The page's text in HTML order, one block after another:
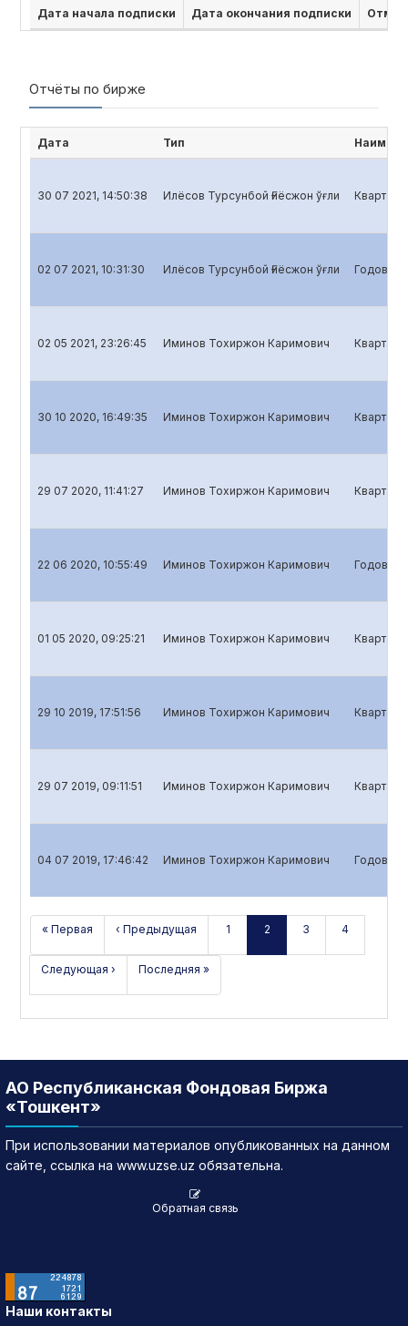
Дата начала подписки Дата окончания подписки
Отчёты по бирже
Дата Тип
30 07 2021, 14:50:38 Илёсов Турсунбой Ғиёсжон ўғли
02 07 2021, 10:31:30 Илёсов Турсунбой Ғиёсжон ўғли Годовой
02 05 2021, 23:26:45 Иминов Тохиржон Каримович
30 10 2020, 16:49:35 Иминов Тохиржон Каримович
29 07 2020, 11:41:27 Иминов Тохиржон Каримович
22 06 2020, 10:55:49 Иминов Тохиржон Каримович Годовой
01 05 2020, 09:25:21 Иминов Тохиржон Каримович
29 10 2019, 17:51:56 Иминов Тохиржон Каримович
29 07 2019, 09:11:51 Иминов Тохиржон Каримович
04 07 2019, 17:46:42 Иминов Тохиржон Каримович Годовой
« Первая ‹ Предыдущая 1 2 3 4
Следующая › Последняя »
АО Республиканская Фондовая Биржа
«Тошкент»
При использовании материалов опубликованных на данном
сайте, ссылка на www.uzse.uz обязательна.
Обратная связь
Наши контакты